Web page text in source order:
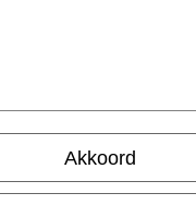
Akkoord